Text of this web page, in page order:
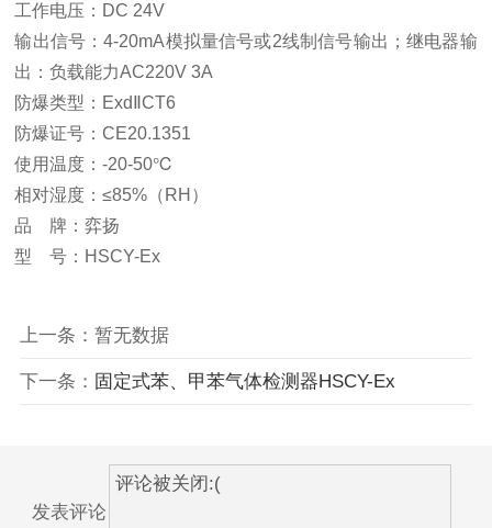
工作电压： DC 24V
输出信号：4-20mA模拟量信号或2线制信号输出；继电器输
出：负载能力AC220V 3A
防爆类型： ExdⅡCT6
防爆证号：CE20.1351
使用温度：-20-50℃
相对湿度 ：≤85%（RH）
品
牌：弈扬
型
号： HSCY-Ex
上一条：暂无数据
下一条： 固定式苯、甲苯气体检测器HSCY-Ex
发表评论